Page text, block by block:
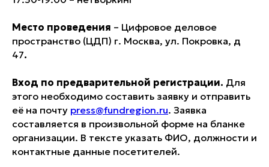
Место проведения – Цифровое деловое
пространство (ЦДП) г. Москва, ул. Покровка, д
47.
Вход по предварительной регистрации. Для
этого необходимо составить заявку и отправить
её на почту press@fundregion.ru. Заявка
составляется в произвольной форме на бланке
организации. В тексте указать ФИО, должности и
контактные данные посетителей.